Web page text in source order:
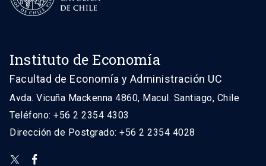
Instituto de Economía
Facultad de Economía y Administración UC
Avda. Vicuña Mackenna 4860, Macul. Santiago, Chile
Teléfono: +56 2 2354 4303
Dirección de Postgrado: +56 2 2354 4028